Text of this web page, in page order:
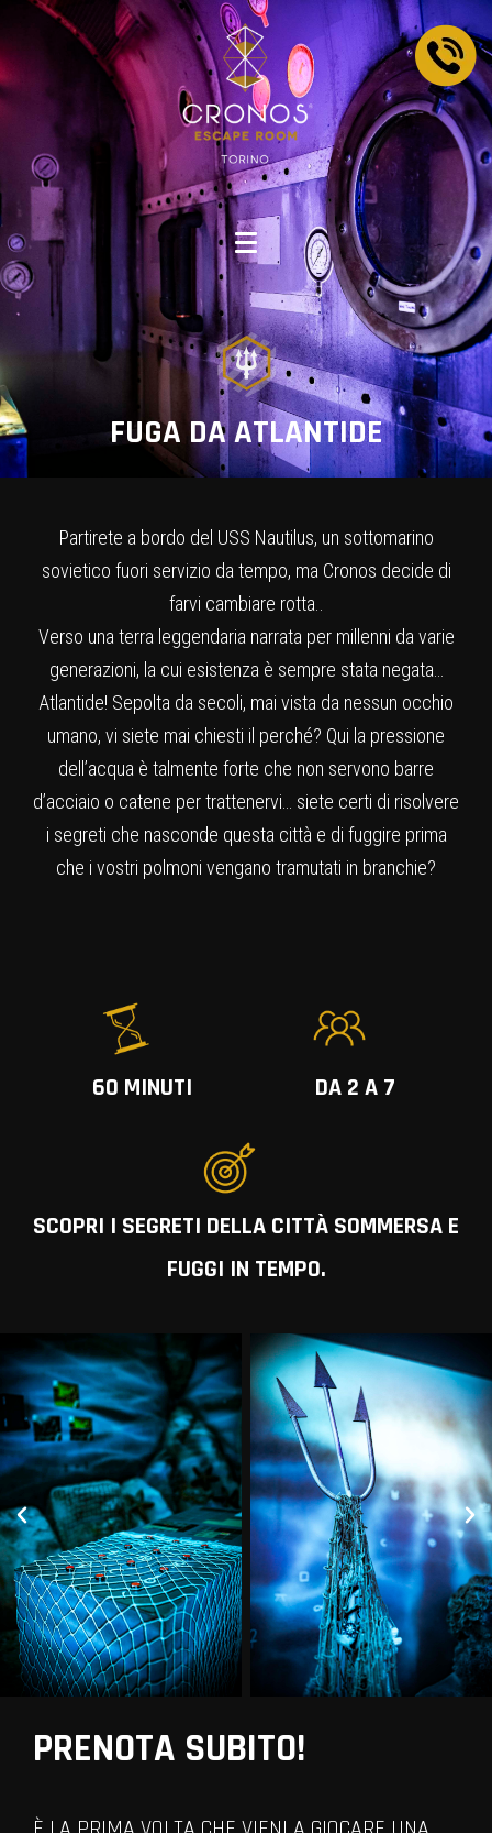
FUGA DA ATLANTIDE
Partirete a bordo del USS Nautilus, un sottomarino
sovietico fuori servizio da tempo, ma Cronos decide di
farvi cambiare rotta..
Verso una terra leggendaria narrata per millenni da varie
generazioni, la cui esistenza è sempre stata negata…
Atlantide! Sepolta da secoli, mai vista da nessun occhio
umano, vi siete mai chiesti il perché? Qui la pressione
dell’acqua è talmente forte che non servono barre
d’acciaio o catene per trattenervi… siete certi di risolvere
i segreti che nasconde questa città e di fuggire prima
che i vostri polmoni vengano tramutati in branchie?
60 MINUTI DA 2 A 7
SCOPRI I SEGRETI DELLA CITTÀ SOMMERSA E
FUGGI IN TEMPO.
PRENOTA SUBITO!